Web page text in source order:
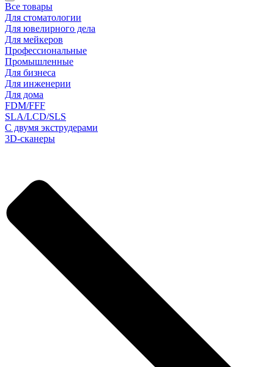
Все товары
Для стоматологии
Для ювелирного дела
Для мейкеров
Профессиональные
Промышленные
Для бизнеса
Для инженерии
Для дома
FDM/FFF
SLA/LCD/SLS
С двумя экструдерами
3D-сканеры